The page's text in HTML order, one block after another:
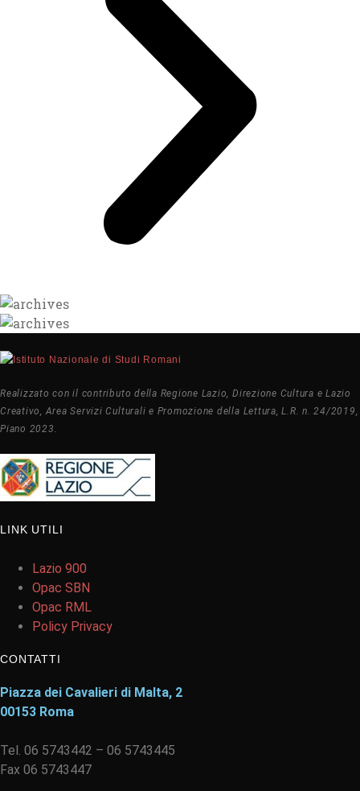
Realizzato con il contributo della Regione Lazio, Direzione Cultura e Lazio
Creativo, Area Servizi Culturali e Promozione della Lettura, L.R. n. 24/2019,
Piano 2023.
LINK UTILI
Lazio 900
Opac SBN
Opac RML
Policy Privacy
CONTATTI
Piazza dei Cavalieri di Malta, 2
00153 Roma
Tel. 06 5743442 – 06 5743445
Fax 06 5743447